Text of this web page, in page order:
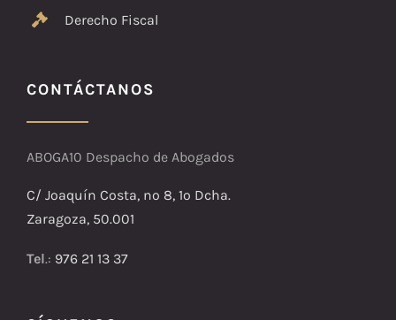
Derecho Fiscal
CONTÁCTANOS
ABOGA10 Despacho de Abogados
C/ Joaquín Costa, nº 8, 1º Dcha.
Zaragoza, 50.001
Tel.: 976 21 13 37